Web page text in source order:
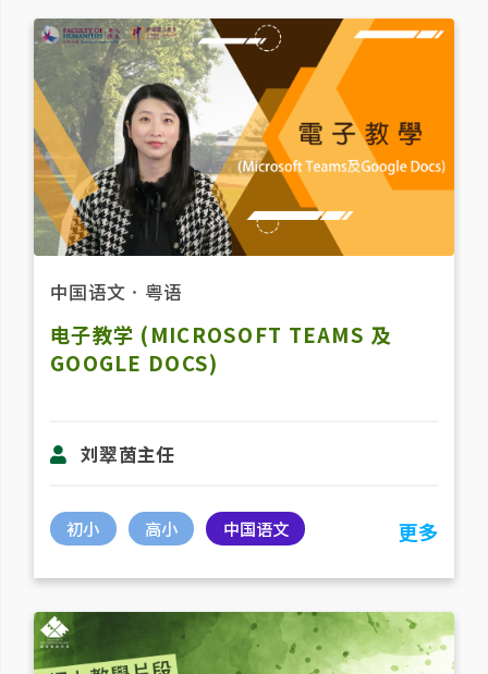
中国语文 ． 粤语
电子教学 (MICROSOFT TEAMS 及
GOOGLE DOCS)
刘翠茵主任
初小 高小 中国语文 更多